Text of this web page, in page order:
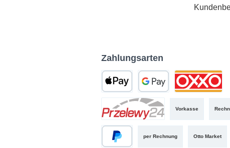
Zahlungsarten
per Rechnung Otto Market
Vorkasse